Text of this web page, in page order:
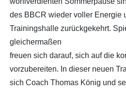
des BBCR wieder voller Energie
Trainingshalle zurückgekehrt.
gleichermaßen
freuen sich darauf, sich auf die
vorzubereiten. In dieser neuen
sich Coach Thomas König und